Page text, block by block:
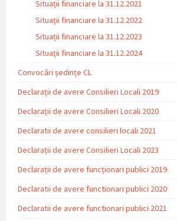
Situaţii financiare la 31.12.2021
Situaţii financiare la 31.12.2022
Situații financiare la 31.12.2023
Situaţii financiare la 31.12.2024
Convocări ședințe CL
Declarații de avere Consilieri Locali 2019
Declarații de avere Consilieri Locali 2020
Declaratii de avere consilieri locali 2021
Declarații de avere Consilieri Locali 2023
Declarații de avere funcționari publici 2019
Declaratii de avere functionari publici 2020
Declaratii de avere functionari publici 2021